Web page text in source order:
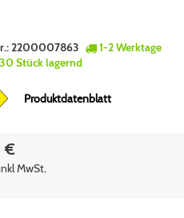
2200007863
1-2 Werktage
Stück lagernd
Produktdatenblatt
€
MwSt.